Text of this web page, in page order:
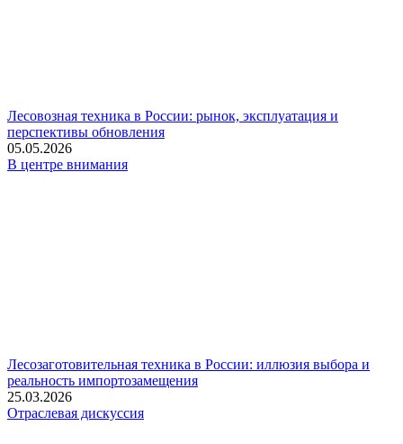
Лесовозная техника в России: рынок, эксплуатация и
перспективы обновления
05.05.2026
В центре внимания
Лесозаготовительная техника в России: иллюзия выбора и
реальность импортозамещения
25.03.2026
Отраслевая дискуссия